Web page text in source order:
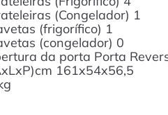
(Congelador) 1
(frigorífico) 1
(congelador) 0
da porta Porta
161x54x56,5